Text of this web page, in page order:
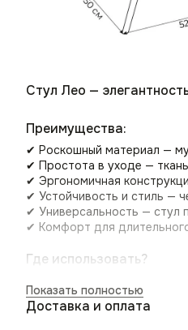
Стул Лео —
Преимущества:
✔ Роскошный материал —
✔ Простота в уходе —
✔ Эргономичная
✔ Устойчивость и стиль —
✔ Универсальность — стул
✔ Комфорт для
Где использовать?
💼 Офис — подойдет для
☕ Кафе и коворкинги —
Показать полностью
Доставка и оплата